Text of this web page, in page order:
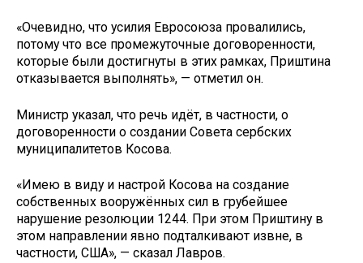
«Очевидно, что усилия Евросоюза провалились,
потому что все промежуточные договоренности,
которые были достигнуты в этих рамках, Приштина
отказывается выполнять», — отметил он.
Министр указал, что речь идёт, в частности, о
договоренности о создании Совета сербских
муниципалитетов Косова.
«Имею в виду и настрой Косова на создание
собственных вооружённых сил в грубейшее
нарушение резолюции 1244. При этом Приштину в
этом направлении явно подталкивают извне, в
частности, США», — сказал Лавров.